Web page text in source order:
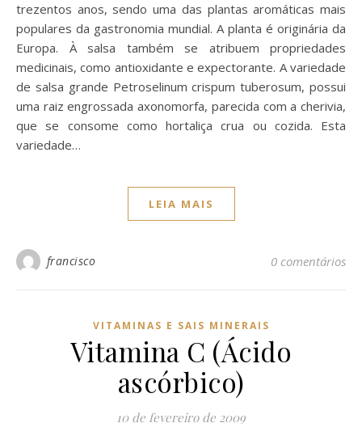
trezentos anos, sendo uma das plantas aromáticas mais
populares da gastronomia mundial. A planta é originária da
Europa. À salsa também se atribuem propriedades
medicinais, como antioxidante e expectorante. A variedade
de salsa grande Petroselinum crispum tuberosum, possui
uma raiz engrossada axonomorfa, parecida com a cherivia,
que se consome como hortaliça crua ou cozida. Esta
variedade…
LEIA MAIS
francisco 0 comentários
VITAMINAS E SAIS MINERAIS
Vitamina C (Ácido
ascórbico)
10 de fevereiro de 2009